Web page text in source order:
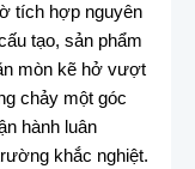
tích hợp nguyên
tạo, sản phẩm
mòn kẽ hở vượt
chảy một góc
hành luân
khắc nghiệt.